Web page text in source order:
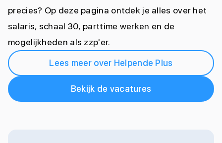
precies? Op deze pagina ontdek je alles over het
salaris, schaal 30, parttime werken en de
mogelijkheden als zzp'er.
Lees meer over Helpende Plus
Bekijk de vacatures